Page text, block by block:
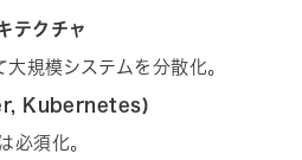
テクチャ
規模システムを分散化。
Kubernetes)
必須化。